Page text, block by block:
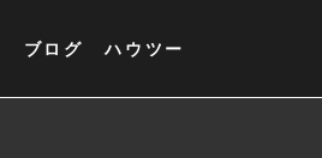
ブログ ハウツー